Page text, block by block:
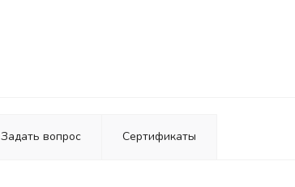
Задать вопрос Сертификаты